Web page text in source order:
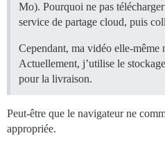
Mo). Pourquoi ne pas
service de partage cloud, puis
Cependant, ma vidéo elle-même
Actuellement, j’utilise le
pour la livraison.
Peut-être que le navigateur ne
appropriée.